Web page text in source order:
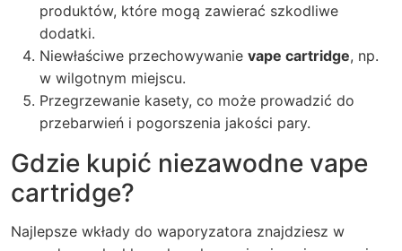
produktów, które mogą zawierać szkodliwe
dodatki.
Niewłaściwe przechowywanie vape cartridge, np.
w wilgotnym miejscu.
Przegrzewanie kasety, co może prowadzić do
przebarwień i pogorszenia jakości pary.
Gdzie kupić niezawodne vape
cartridge?
Najlepsze wkłady do waporyzatora znajdziesz w